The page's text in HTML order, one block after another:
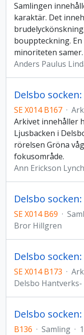
Samlingen
karaktär. Det
bouppteckning.
minoriteten samer.
Anders Paulus
SE X014 B167 ·
Arkivet innehåller
Ljusbacken i
rörelsen Gröna
fokusområde.
Ann Erickson Lynch
SE X014 B69 ·
Bror Hillgren
SE X014 B173 ·
Delsbo
Delsbo
B136 · Samling ·